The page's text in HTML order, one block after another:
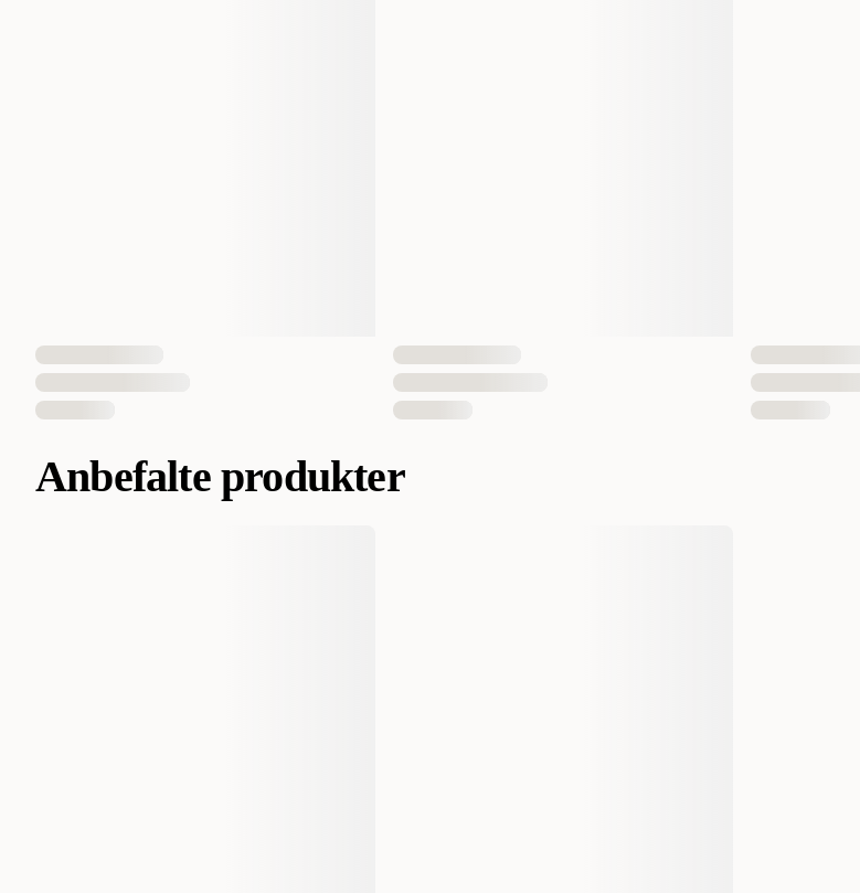
Anbefalte produkter